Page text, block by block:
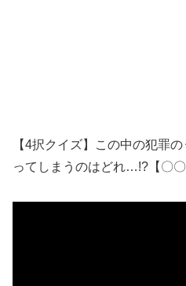
【4択クイズ】この中の犯罪
ってしまうのはどれ…!?【〇〇